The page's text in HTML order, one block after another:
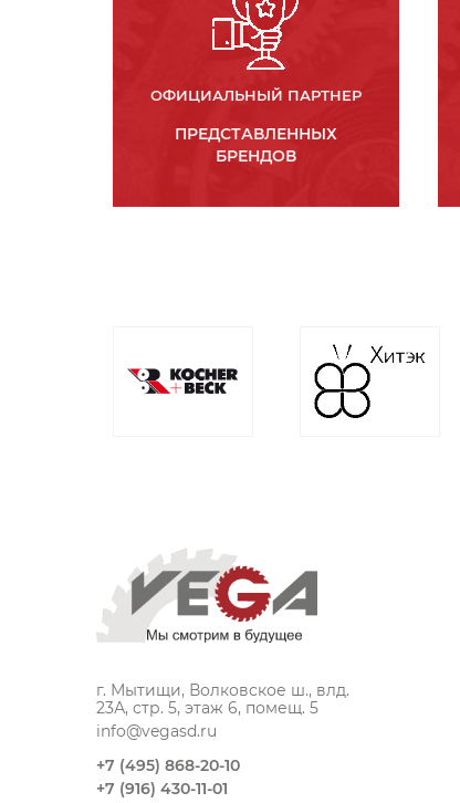
ОФИЦИАЛЬНЫЙ ПАРТНЕР
ПРЕДСТАВЛЕННЫХ
БРЕНДОВ
г. Мытищи, Волковское ш., влд.
23А, стр. 5, этаж 6, помещ. 5
info@vegasd.ru
+7 (495) 868-20-10
+7 (916) 430-11-01